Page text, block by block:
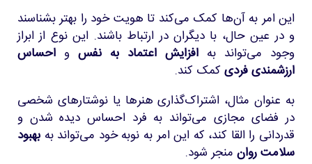
این امر به آن‌ها کمک می‌کند تا هویت خود را بهتر بشناسند
و در عین حال، با دیگران در ارتباط باشند. این نوع از ابراز
وجود می‌تواند به افزایش اعتماد به نفس و احساس
ارزشمندی فردیکمک کند.
به عنوان مثال، اشتراک‌گذاری هنرها یا نوشتارهای شخصی
در فضای مجازی می‌تواند به فرد احساس دیده شدن و
قدردانی را القا کند، که این امر به نوبه خود می‌تواند به بهبود
سلامت روان منجر شود.